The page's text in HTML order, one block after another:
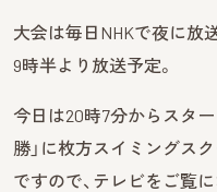
大会は毎日NHKで夜に放
9時半より放送予定。
今日は20時7分からスタ
勝」に枚方スイミングス
ですので、テレビをご覧